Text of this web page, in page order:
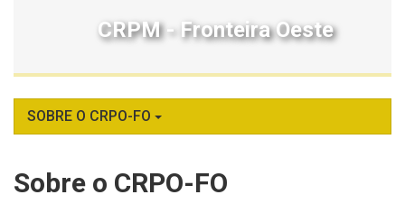
busca
CRPM - Fronteira Oeste
SOBRE O CRPO-FO
Sobre o CRPO-FO